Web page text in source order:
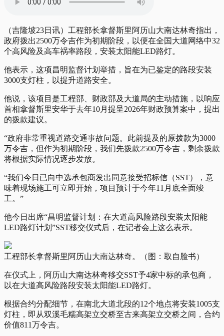
（吉隆坡23日讯）工程部长拿督斯里阿历山大南达林奇指出，
政府拨出2500万令吉作为初期阶段，以便在全国大道网络中32
个高风险及高车祸率路段，安装太阳能LED路灯。
他表示，这项昌明监督计划举措，旨在为已鉴定的路段安装
3000支灯柱，以提升道路安全。
他说，该项目是工程部、财政部及大道局的主动措施，以响应
首相拿督斯里安华于去年10月提呈2026年财政预算案中，提出
的拨款建议。
“政府非常重视道路交通事故问题。此前提及的原拨款为3000
万令吉，但作为初期阶段，我们先拨款2500万令吉，剩余拨款
将根据实际情况逐步发放。
“我们今日已向中选承包商发出同意接受招标信（SST），意
味着现场施工可立即开始，项目预计于今年11月底全面竣
工。”
他今日出席“昌明监督计划：在大道高风险路段安装太阳能
LED路灯计划”SST移交仪式后，在记者会上这么表示。
工程部长拿督斯里阿历山大南达林奇。（图：取自脸书）
在仪式上，阿历山大南达林奇移交SST予4家中标的承包商，
以在大道高风险路段安装太阳能LED路灯。
根据合约分配细节，在南北大道北段的12个地点将安装1005支
灯柱，即从双溪毛糯高架立交桥至古来高架立交桥之间，合约
价值811万令吉。